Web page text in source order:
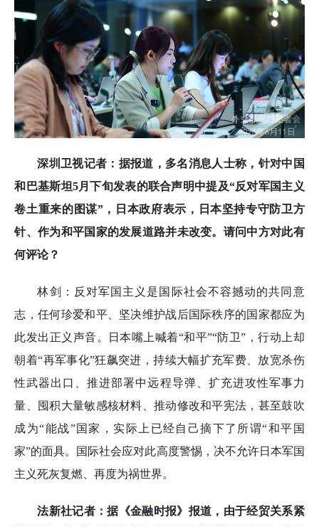
深圳卫视记者：据报道，多名消息人士称，针对中国
和巴基斯坦5月下旬发表的联合声明中提及“反对军国主义
卷土重来的图谋”，日本政府表示，日本坚持专守防卫方
针、作为和平国家的发展道路并未改变。请问中方对此有
何评论？
林剑：反对军国主义是国际社会不容撼动的共同意
志，任何珍爱和平、坚决维护战后国际秩序的国家都应为
此发出正义声音。日本嘴上喊着“和平”“防卫”，行动上却
朝着“再军事化”狂飙突进，持续大幅扩充军费、放宽杀伤
性武器出口、推进部署中远程导弹、扩充进攻性军事力
量、囤积大量敏感核材料、推动修改和平宪法，甚至鼓吹
成为“能战”国家，实际上已经自己摘下了所谓“和平国
家”的面具。国际社会应对此高度警惕，决不允许日本军国
主义死灰复燃、再度为祸世界。
法新社记者：据《金融时报》报道，由于经贸关系紧